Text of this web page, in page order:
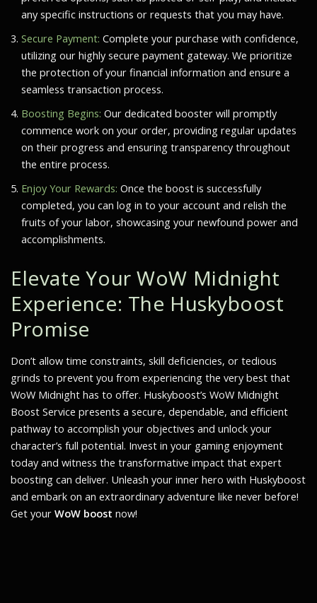
any specific instructions or requests that you may have.
Secure Payment: Complete your purchase with confidence,
utilizing our highly secure payment gateway. We prioritize
the protection of your financial information and ensure a
seamless transaction process.
Boosting Begins: Our dedicated booster will promptly
commence work on your order, providing regular updates
on their progress and ensuring transparency throughout
the entire process.
Enjoy Your Rewards: Once the boost is successfully
completed, you can log in to your account and relish the
fruits of your labor, showcasing your newfound power and
accomplishments.
Elevate Your WoW Midnight
Experience: The Huskyboost
Promise
Don’t allow time constraints, skill deficiencies, or tedious
grinds to prevent you from experiencing the very best that
WoW Midnight has to offer. Huskyboost’s WoW Midnight
Boost Service presents a secure, dependable, and efficient
pathway to accomplish your objectives and unlock your
character’s full potential. Invest in your gaming enjoyment
today and witness the transformative impact that expert
boosting can deliver. Unleash your inner hero with Huskyboost
and embark on an extraordinary adventure like never before!
Get your WoW boost now!